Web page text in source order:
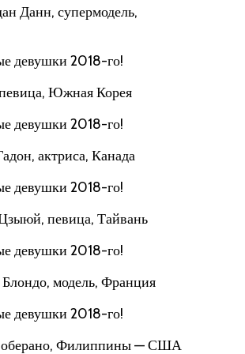
Данн, супермодель,
Южная Корея
актриса, Канада
певица, Тайвань
модель, Франция
Филиппины — США